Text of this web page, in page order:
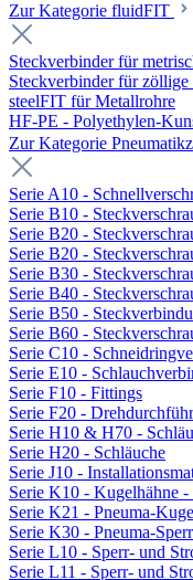
Zur Kategorie fluidFIT
Steckverbinder für
Steckverbinder für zöllige
steelFIT für Metallrohre
HF-PE - Polyethylen-
Zur Kategorie
Serie A10 -
Serie B10 -
Serie B20 -
Serie B20 -
Serie B30 -
Serie B40 -
Serie B50 -
Serie B60 -
Serie C10 -
Serie E10 -
Serie F10 - Fittings
Serie F20 -
Serie H10 & H70 -
Serie H20 - Schläuche
Serie J10 -
Serie K10 - Kugelhähne -
Serie K21 - Pneuma-
Serie K30 - Pneuma-
Serie L10 - Sperr- und
Serie L11 - Sperr- und